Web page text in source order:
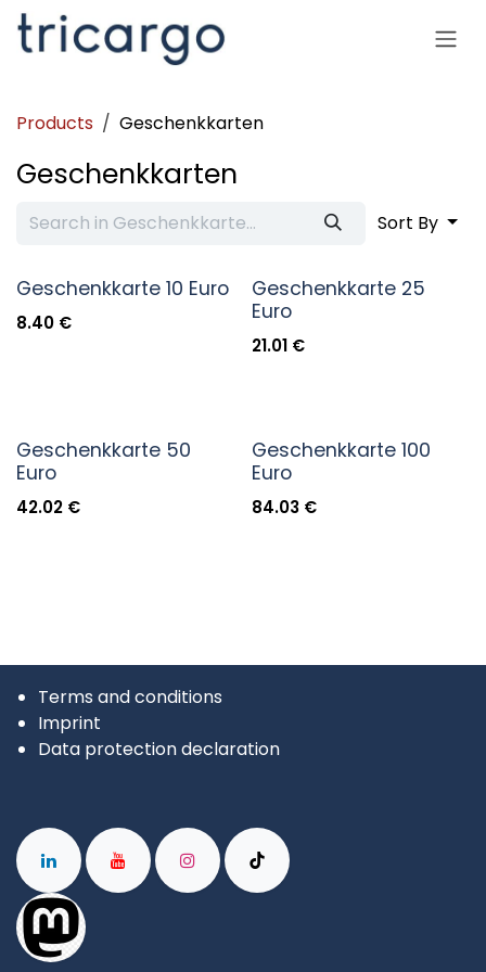
Skip to Content
Products Geschenkkarten
Geschenkkarten
Sort By
Geschenkkarte 10 Euro
8.40 €
Geschenkkarte 25
Euro
21.01€
Geschenkkarte 50
Euro
42.02 €
Geschenkkarte 100
Euro
84.03€
Terms and conditions
Imprint
Data protection declaration